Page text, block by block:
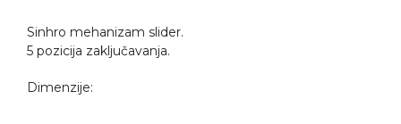
Sinhro mehanizam slider.
5 pozicija zaključavanja.
Dimenzije: